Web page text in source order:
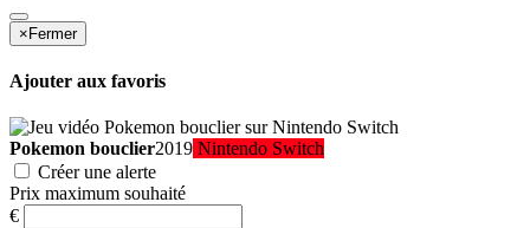
× Fermer
Ajouter aux favoris
Pokemon bouclier2019 Nintendo Switch
Créer une alerte
Prix maximum souhaité
€